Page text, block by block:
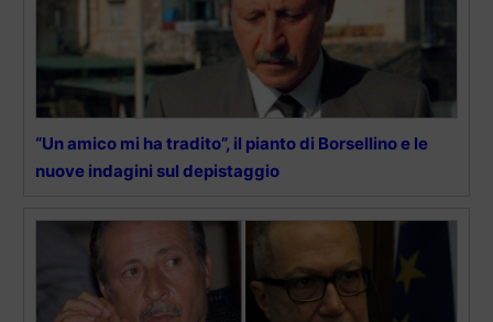
“Un amico mi ha tradito”, il pianto di Borsellino e le
nuove indagini sul depistaggio